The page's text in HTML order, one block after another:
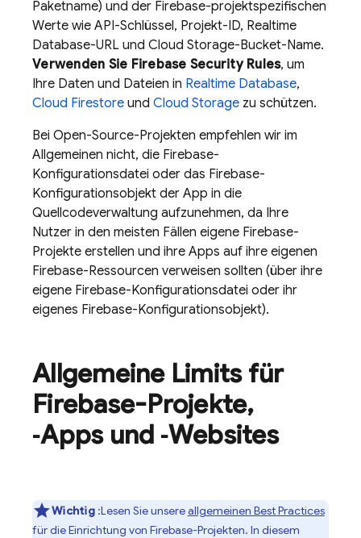
Paketname) und der Firebase-projektspezifischen
Werte wie API-Schlüssel, Projekt-ID, Realtime
Database-URL und Cloud Storage-Bucket-Name.
Verwenden Sie Firebase Security Rules, um
Ihre Daten und Dateien in Realtime Database,
Cloud Firestore und Cloud Storage zu schützen.
Bei Open-Source-Projekten empfehlen wir im
Allgemeinen nicht, die Firebase-
Konfigurationsdatei oder das Firebase-
Konfigurationsobjekt der App in die
Quellcodeverwaltung aufzunehmen, da Ihre
Nutzer in den meisten Fällen eigene Firebase-
Projekte erstellen und ihre Apps auf ihre eigenen
Firebase-Ressourcen verweisen sollten (über ihre
eigene Firebase-Konfigurationsdatei oder ihr
eigenes Firebase-Konfigurationsobjekt).
Allgemeine Limits für
Firebase-Projekte,
‑Apps und ‑Websites
Wichtig:Lesen Sie unsereallgemeinen Best Practices
für die Einrichtung von Firebase-Projekten. In diesem